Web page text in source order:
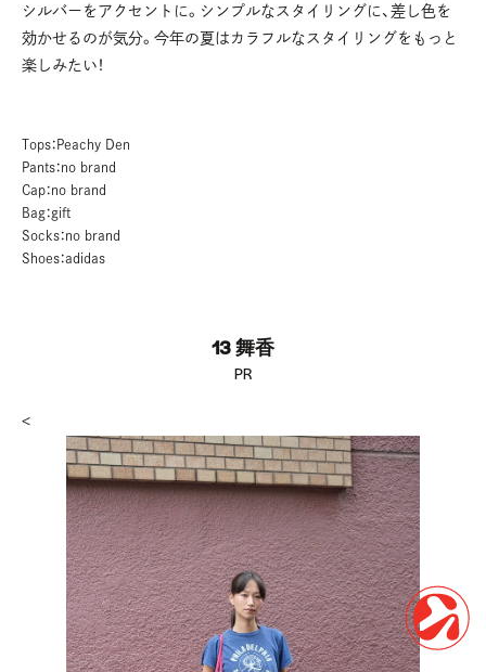
シルバーをアクセントに。シンプルなスタイリングに、差し色を
効かせるのが気分。今年の夏はカラフルなスタイリングをもっと
楽しみたい！
Tops：Peachy Den
Pants：no brand
Cap：no brand
Bag：gift
Socks：no brand
Shoes：adidas
13 舞香
PR
<